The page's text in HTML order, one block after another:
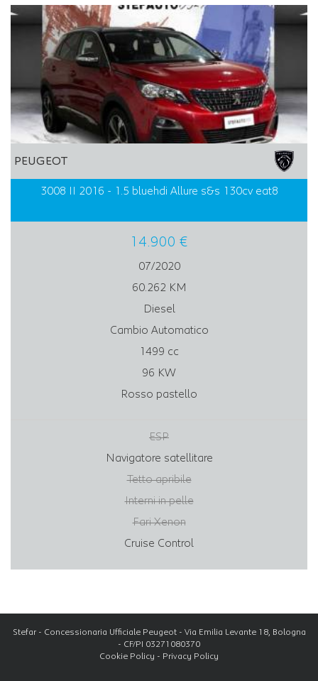
PEUGEOT
3008 II 2016 - 1.5 bluehdi Allure s&s 130cv eat8
14.900 €
07/2020
60.262 KM
Diesel
Cambio Automatico
1499 cc
96 KW
Rosso pastello
ESP
Navigatore satellitare
Tetto apribile
Interni in pelle
Fari Xenon
Cruise Control
Stefar - Concessionaria Ufficiale Peugeot - Via Emilia Levante 18, Bologna
- CF/PI 03271080370
Cookie Policy - Privacy Policy